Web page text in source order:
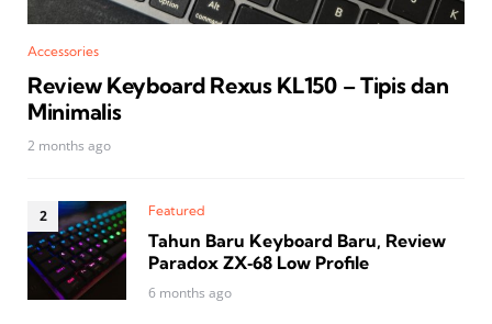
Accessories
Review Keyboard Rexus KL150 – Tipis dan
Minimalis
2 months ago
Featured
Tahun Baru Keyboard Baru, Review
Paradox ZX‑68 Low Profile
6 months ago